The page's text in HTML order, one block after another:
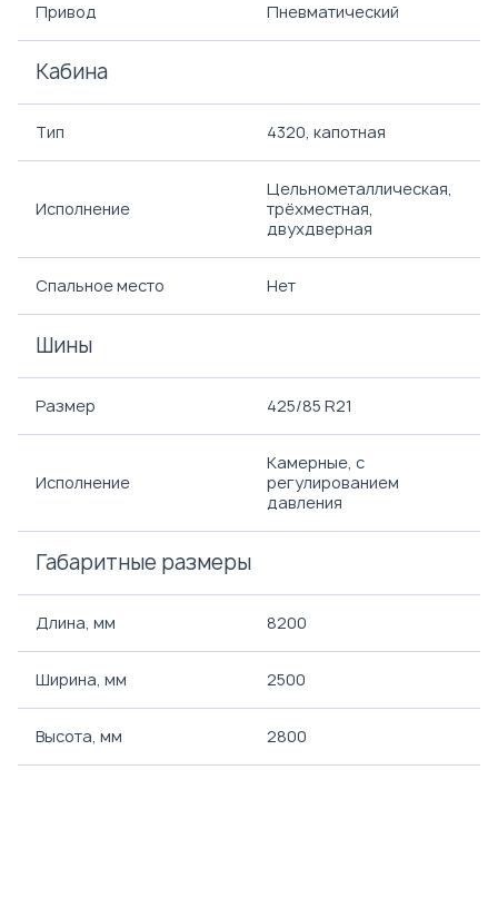
Привод Пневматический
Кабина
Тип 4320, капотная
Исполнение
Цельнометаллическая,
трёхместная,
двухдверная
Спальное место Нет
Шины
Размер 425/85 R21
Исполнение
Камерные, с
регулированием
давления
Габаритные размеры
Длина, мм 8200
Ширина, мм 2500
Высота, мм 2800